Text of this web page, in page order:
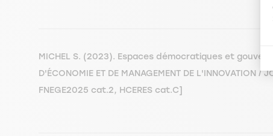
MICHEL S. (2023). Espaces démocratiques et
D'ÉCONOMIE ET DE MANAGEMENT DE L'INNOVATION
FNEGE2025 cat.2, HCERES cat.C]